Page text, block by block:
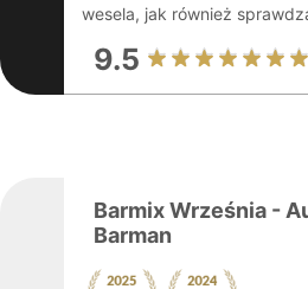
wesela, jak również
9.5
Barmix Września -
Barman